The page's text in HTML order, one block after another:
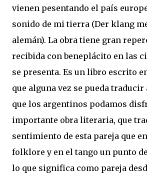
vienen pesentando el país
sonido de mi tierra (Der klang
alemán). La obra tiene gran
recibida con beneplácito en las
se presenta. Es un libro escrito
que alguna vez se pueda
que los argentinos podamos
importante obra literaria, que
sentimiento de esta pareja que
folklore y en el tango un punto
lo que significa como pareja